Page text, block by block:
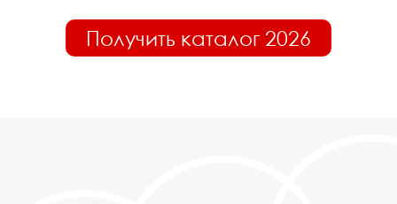
Получить каталог 2026